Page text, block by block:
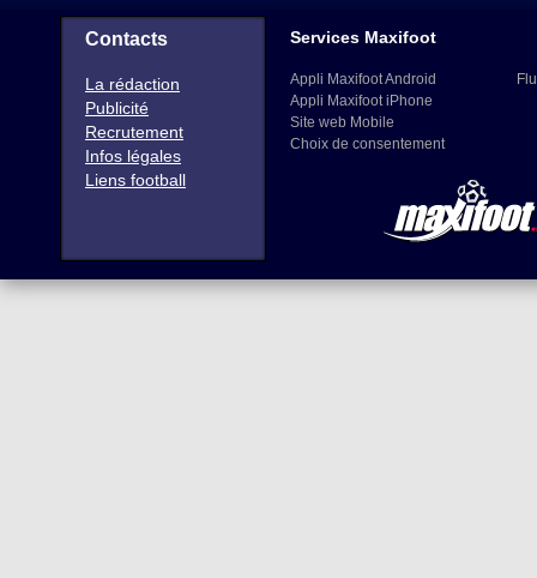
Contacts
La rédaction
Publicité
Recrutement
Infos légales
Liens football
Services Maxifoot
Appli Maxifoot Android
Appli Maxifoot iPhone
Site web Mobile
Choix de consentement